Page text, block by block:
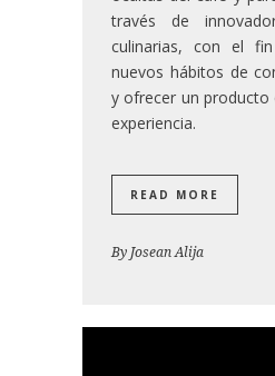
través de
culinarias, con el
nuevos hábitos de
y ofrecer un producto
experiencia.
READ MORE
By Josean Alija